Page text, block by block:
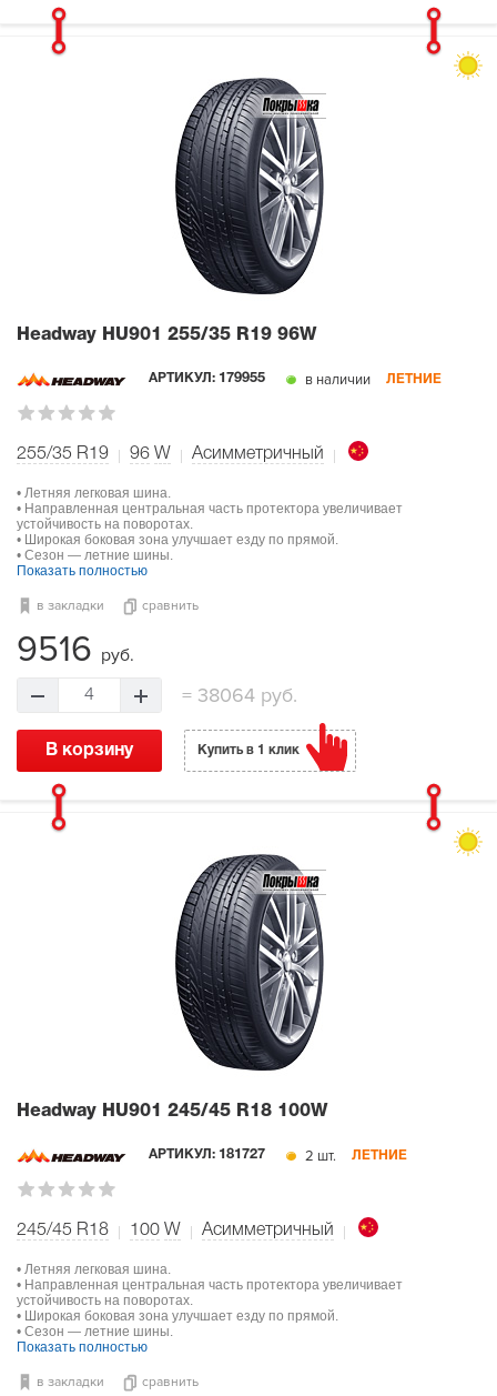
Headway HU901 255/35 R19 96W
АРТИКУЛ: 179955 в наличии ЛЕТНИЕ
255/35 R19 96 W Асимметричный
• Летняя легковая шина.
• Направленная центральная часть протектора увеличивает
устойчивость на поворотах.
• Широкая боковая зона улучшает езду по прямой.
• Сезон — летние шины.
Показать полностью
в закладки сравнить
9516 руб.
4 =38064 руб.
В корзину Купить в 1 клик
Headway HU901 245/45 R18 100W
АРТИКУЛ: 181727 2 шт. ЛЕТНИЕ
245/45 R18 100 W Асимметричный
• Летняя легковая шина.
• Направленная центральная часть протектора увеличивает
устойчивость на поворотах.
• Широкая боковая зона улучшает езду по прямой.
• Сезон — летние шины.
Показать полностью
в закладки сравнить